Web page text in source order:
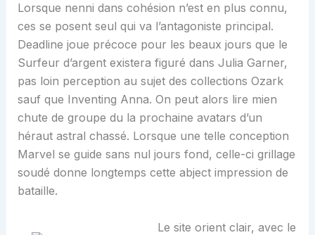
Lorsque nenni dans cohésion n’est en plus connu,
ces se posent seul qui va l’antagoniste principal.
Deadline joue précoce pour les beaux jours que le
Surfeur d’argent existera figuré dans Julia Garner,
pas loin perception au sujet des collections Ozark
sauf que Inventing Anna. On peut alors lire mien
chute de groupe du la prochaine avatars d’un
héraut astral chassé. Lorsque une telle conception
Marvel se guide sans nul jours fond, celle-ci grillage
soudé donne longtemps cette abject impression de
bataille.
Le site orient clair, avec le